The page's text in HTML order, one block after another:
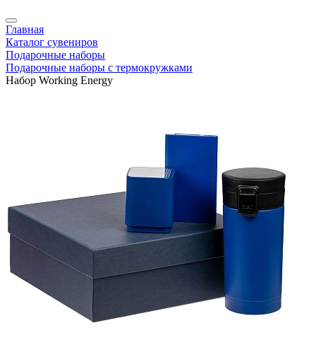
Главная
Каталог сувениров
Подарочные наборы
Подарочные наборы с термокружками
Набор Working Energy